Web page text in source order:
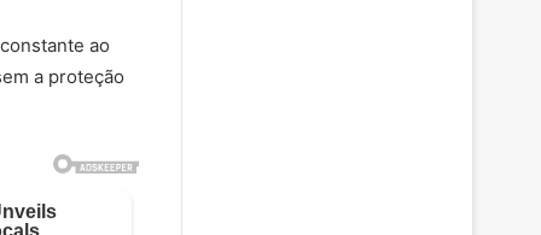
ao
a proteção